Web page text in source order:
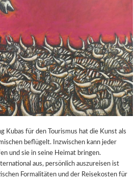
Kubas für den Tourismus hat die Kunst als
beflügelt. Inzwischen kann jeder
und sie in seine Heimat bringen.
aus, persönlich auszureisen ist
Formalitäten und der Reisekosten für